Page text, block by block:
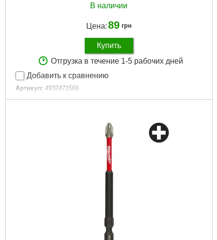
В наличии
Цена:89 грн
Купить
Отгрузка в течение 1-5 рабочих дней
Добавить к сравнению
Артикул: 4932471566
Код товара: 27.18.16
1
1/4" Hex
Крестовой (Pozidriv/PZ)
Подробнее...